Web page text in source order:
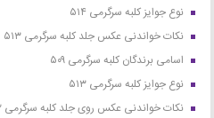
نوع جوایز کلبه سرگرمی ۵۱۴
نکات خواندنی عکس جلد کلبه سرگرمی ۵۱۳
اسامی برندگان کلبه سرگرمی ۵۰۹
نوع جوایز کلبه سرگرمی ۵۱۳
نکات خواندنی عکس روی جلد کلبه سرگرمی ۵۱۲